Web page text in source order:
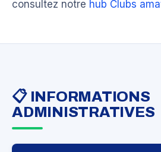
consultez notre hub Clubs
📋 INFORMATIONS
ADMINISTRATIVES